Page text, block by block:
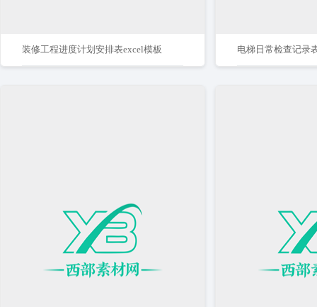
装修工程进度计划安排表excel模板 电梯日常检查记录